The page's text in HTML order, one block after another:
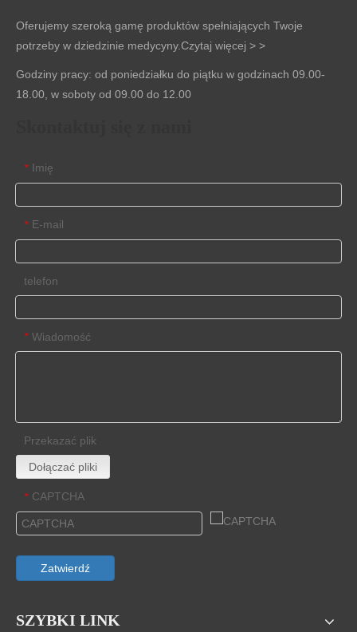
Oferujemy szeroką gamę produktów spełniających Twoje
potrzeby w dziedzinie medycyny.Czytaj więcej > >
Godziny pracy: od poniedziałku do piątku w godzinach 09.00-
18.00, w soboty od 09.00 do 12.00
* Imię
* E-mail
telefon
* Wiadomość
Przekazać plik
Dołączać pliki
* CAPTCHA
Zatwierdź
SZYBKI LINK